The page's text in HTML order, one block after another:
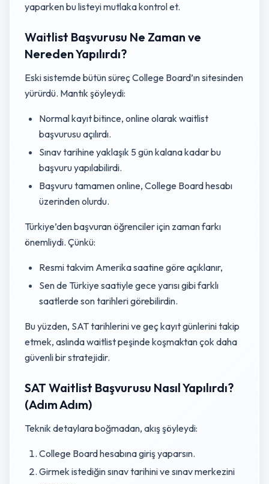
yaparken bu listeyi mutlaka kontrol et.
Waitlist Başvurusu Ne Zaman ve
Nereden Yapılırdı?
Eski sistemde bütün süreç College Board’ın sitesinden
yürürdü. Mantık şöyleydi:
Normal kayıt bitince, online olarak waitlist
başvurusu açılırdı.
Sınav tarihine yaklaşık 5 gün kalana kadar bu
başvuru yapılabilirdi.
Başvuru tamamen online, College Board hesabı
üzerinden olurdu.
Türkiye’den başvuran öğrenciler için zaman farkı
önemliydi. Çünkü:
Resmi takvim Amerika saatine göre açıklanır,
Sen de Türkiye saatiyle gece yarısı gibi farklı
saatlerde son tarihleri görebilirdin.
Bu yüzden, SAT tarihlerini ve geç kayıt günlerini takip
etmek, aslında waitlist peşinde koşmaktan çok daha
güvenli bir stratejidir.
SAT Waitlist Başvurusu Nasıl Yapılırdı?
(Adım Adım)
Teknik detaylara boğmadan, akış şöyleydi:
College Board hesabına giriş yaparsın.
Girmek istediğin sınav tarihini ve sınav merkezini